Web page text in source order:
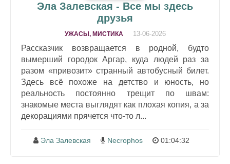
Эла Залевская - Все мы здесь
друзья
УЖАСЫ, МИСТИКА 13-06-2026
Рассказчик возвращается в родной, будто
вымерший городок Аргар, куда людей раз за
разом «привозит» странный автобусный билет.
Здесь всё похоже на детство и юность, но
реальность постоянно трещит по швам:
знакомые места выглядят как плохая копия, а за
декорациями прячется что-то л...
Эла Залевская Necrophos 01:04:32